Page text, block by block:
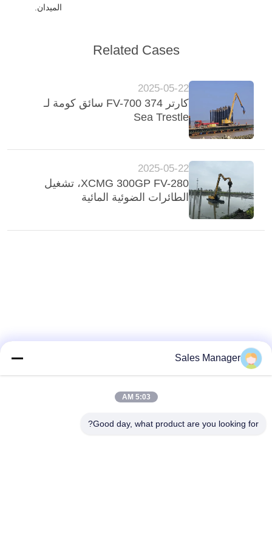
الميدان.
Related Cases
2025-05-22
كارتر 374 FV-700 سائق كومة لـ
Sea Trestle
2025-05-22
XCMG 300GP FV-280، تشغيل
الطائرات الضوئية المائية
Sales Manager
5:03 AM
Good day, what product are you looking for?